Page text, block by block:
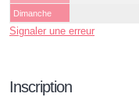
Dimanche
Signaler une erreur
Inscription